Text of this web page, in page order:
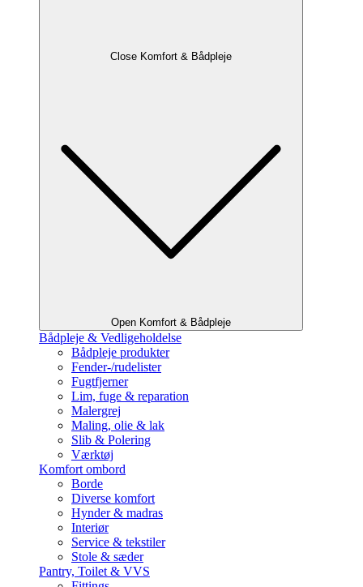
Close Komfort & Bådpleje
Open Komfort & Bådpleje
Bådpleje & Vedligeholdelse
Bådpleje produkter
Fender-/rudelister
Fugtfjerner
Lim, fuge & reparation
Malergrej
Maling, olie & lak
Slib & Polering
Værktøj
Komfort ombord
Borde
Diverse komfort
Hynder & madras
Interiør
Service & tekstiler
Stole & sæder
Pantry, Toilet & VVS